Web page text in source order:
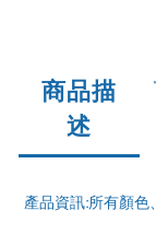
商品描
述
產品資訊:所有顏